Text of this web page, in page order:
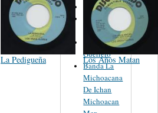
La Pedigueña Los Años Matan
Lecuona
Orquesta de
Pedro Garcia
Leandro
Guerrero
Banda La
Michoacana
De Ichan
Michoacan